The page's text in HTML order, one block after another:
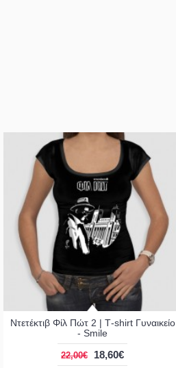
Ντετέκτιβ Φίλ Πώτ 2 | Τ-shirt Γυναικείο
- Smile
22,00€ 18,60€